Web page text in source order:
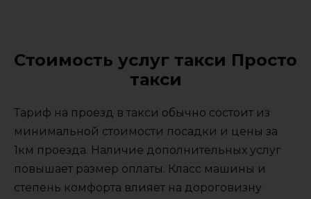
Стоимость услуг такси Просто
такси
Тариф на проезд в такси обычно состоит из
минимальной стоимости посадки и цены за
1км проезда. Наличие дополнительных услуг
повышает размер оплаты. Класс машины и
степень комфорта влияет на дороговизну